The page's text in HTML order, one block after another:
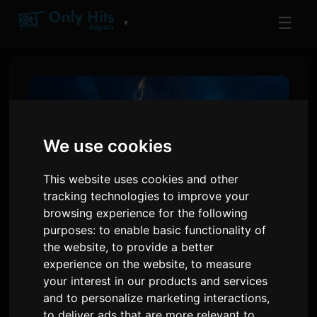
We use cookies
This website uses cookies and other
tracking technologies to improve your
browsing experience for the following
purposes:to enable basic functionality of
the website,to provide a better
experience on the website,to measure
your interest in our products and services
and to personalize marketing interactions,
▼ ☰
adieu Täze 'Wanna me'
Aýdymyny Anime Soňky
Temasy Etip Yglan Edýär